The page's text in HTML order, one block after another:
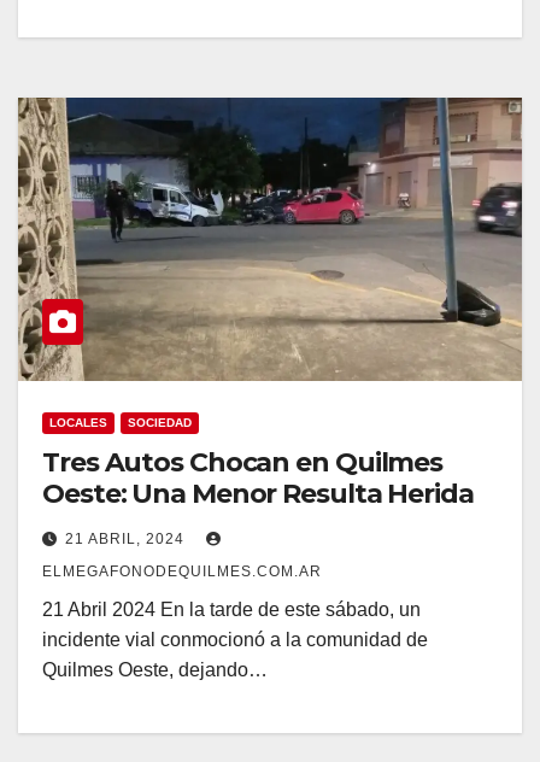
LOCALES SOCIEDAD
Tres Autos Chocan en Quilmes
Oeste: Una Menor Resulta Herida
21 ABRIL, 2024
ELMEGAFONODEQUILMES.COM.AR
21 Abril 2024 En la tarde de este sábado, un
incidente vial conmocionó a la comunidad de
Quilmes Oeste, dejando…